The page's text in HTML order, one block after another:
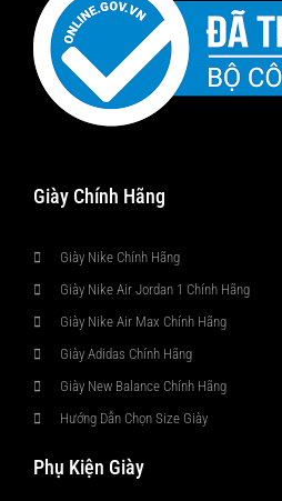
Giày Chính Hãng
Giày Nike Chính Hãng
Giày Nike Air Jordan 1 Chính Hãng
Giày Nike Air Max Chính Hãng
Giày Adidas Chính Hãng
Giày New Balance Chính Hãng
Hướng Dẫn Chọn Size Giày
Phụ Kiện Giày